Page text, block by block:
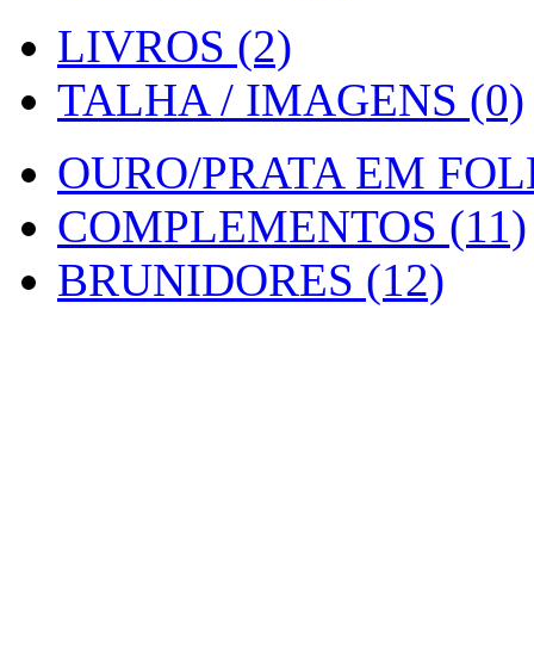
LIVROS (2)
TALHA / IMAGENS (0)
OURO/PRATA EM
COMPLEMENTOS (11)
BRUNIDORES (12)